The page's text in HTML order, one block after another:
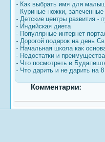
- Как выбрать имя для
- Куриные ножки,
- Детские центры развития -
- Индийская диета
- Популярные интернет
- Дорогой подарок на день
- Начальная школа как
- Недостатки и
- Что посмотреть в
- Что дарить и не дарить на
Комментарии: